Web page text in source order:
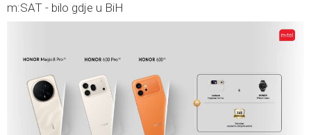
m:SAT - bilo gdje u BiH